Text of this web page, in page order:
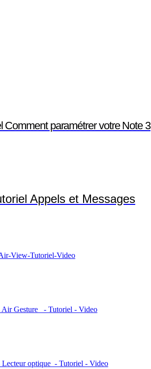
Comment paramétrer votre Note 3
Appels et Messages
View-Tutoriel-Video
Gesture - Tutoriel - Video
optique - Tutoriel - Video